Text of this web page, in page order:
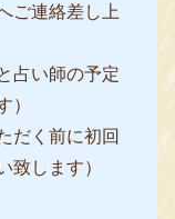
ご連絡差し上
占い師の予定
）
だく前に初回
致します）